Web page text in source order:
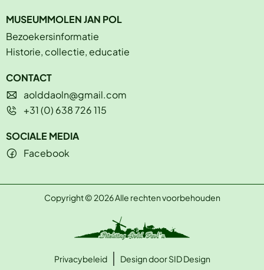
MUSEUMMOLEN JAN POL
Bezoekersinformatie
Historie, collectie, educatie
CONTACT
aolddaoln@gmail.com
+31 (0) 638 726 115
SOCIALE MEDIA
Facebook
Copyright © 2026 Alle rechten voorbehouden
Privacybeleid Design door SID Design